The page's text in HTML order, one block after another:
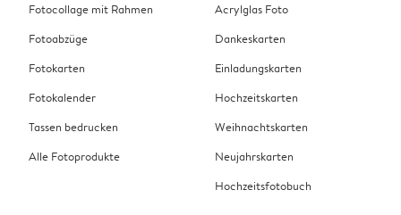
Fotocollage mit Rahmen
Fotoabzüge
Fotokarten
Fotokalender
Tassen bedrucken
Alle Fotoprodukte
Acrylglas Foto
Dankeskarten
Einladungskarten
Hochzeitskarten
Weihnachtskarten
Neujahrskarten
Hochzeitsfotobuch